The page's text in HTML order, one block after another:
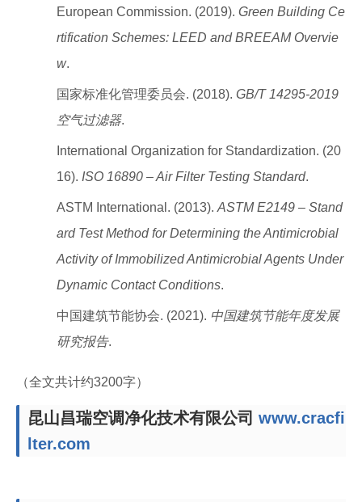
European Commission. (2019). Green Building Ce
rtification Schemes: LEED and BREEAM Overvie
w.
国家标准化管理委员会. (2018). GB/T 14295-2019
空气过滤器.
International Organization for Standardization. (20
16). ISO 16890 – Air Filter Testing Standard.
ASTM International. (2013). ASTM E2149 – Stand
ard Test Method for Determining the Antimicrobial
Activity of Immobilized Antimicrobial Agents Under
Dynamic Contact Conditions.
中国建筑节能协会. (2021). 中国建筑节能年度发展
研究报告.
（全文共计约3200字）
昆山昌瑞空调净化技术有限公司 www.cracfi
lter.com